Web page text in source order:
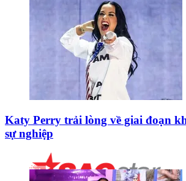
Katy Perry trải lòng về giai đoạn
sự nghiệp